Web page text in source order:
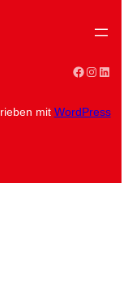
Facebook
mit WordPress